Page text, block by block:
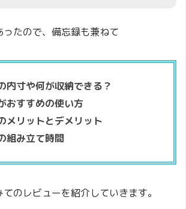
たので、備忘録も兼ねて
内寸や何が収納できる？
おすすめの使い方
メリットとデメリット
組み立て時間
のレビューを紹介していきます。